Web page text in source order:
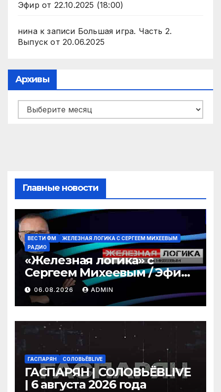
Эфир от 22.10.2025 (18:00)
нинак записи Большая игра. Часть 2.
Выпуск от 20.06.2025
Архивы
Архивы
Главные новости
ВЕСТИ ФМ
ЖЕЛЕЗНАЯ ЛОГИКА С СЕРГЕЕМ МИХЕЕВЫМ
РАДИО
«Железная логика» с
Сергеем Михеевым / Эфир
06.08.2026
06.08.2026 ADMIN
ГАСПАРЯН СОЛОВЬЁВLIVE
ГАСПАРЯН | СОЛОВЬЁВLIVE
| 6 августа 2026 года